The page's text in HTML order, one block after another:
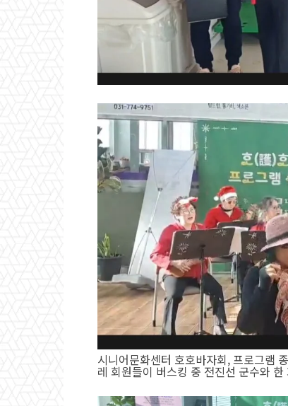
시니어문화센터 호호바자회, 프로그램
레 회원들이 버스킹 중 전진선 군수와